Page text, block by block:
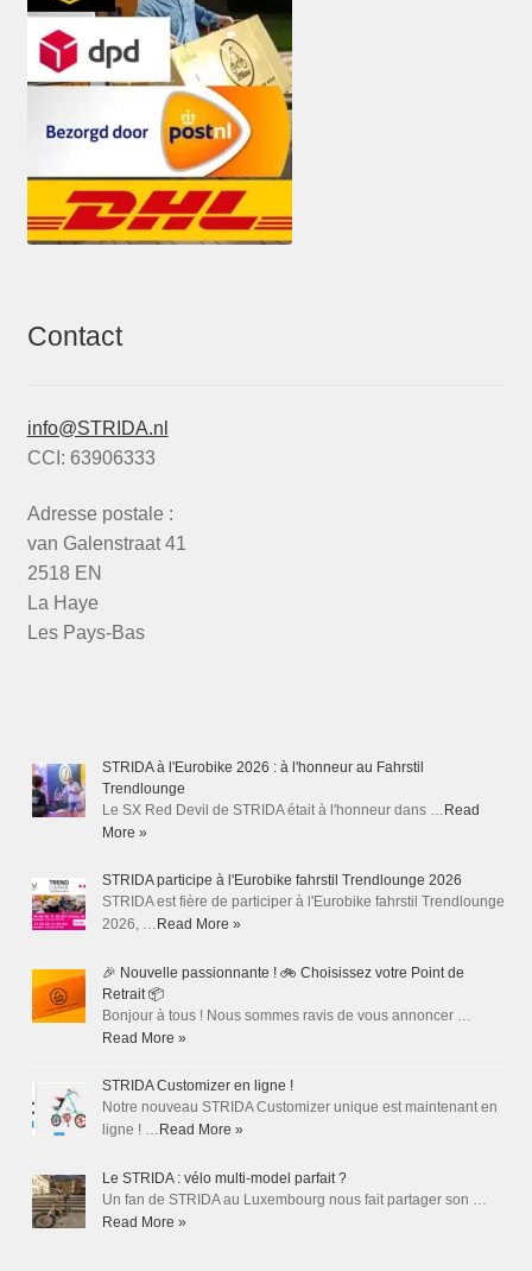
Contact
info@STRIDA.nl
CCI: 63906333
Adresse postale :
van Galenstraat 41
2518 EN
La Haye
Les Pays-Bas
STRIDA à l'Eurobike 2026 : à l'honneur au Fahrstil
Trendlounge
Le SX Red Devil de STRIDA était à l'honneur dans … Read
More »
STRIDA participe à l'Eurobike fahrstil Trendlounge 2026
STRIDA est fière de participer à l'Eurobike fahrstil Trendlounge
2026, … Read More »
🎉 Nouvelle passionnante ! 🚲 Choisissez votre Point de
Retrait 📦
Bonjour à tous ! Nous sommes ravis de vous annoncer …
Read More »
STRIDA Customizer en ligne !
Notre nouveau STRIDA Customizer unique est maintenant en
ligne ! … Read More »
Le STRIDA : vélo multi-model parfait ?
Un fan de STRIDA au Luxembourg nous fait partager son …
Read More »